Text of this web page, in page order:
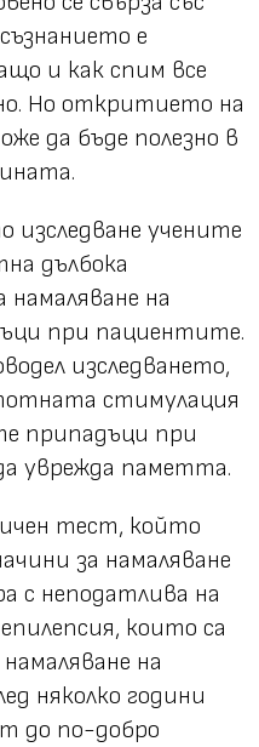
е
и как спим все
Но откритието на
да бъде полезно в
изследване учените
дълбока
намаляване на
при пациентите.
изследването,
стимулация
припадъци при
уврежда паметта.
тест, който
за намаляване
с неподатлива на
които са
на
няколко години
до по-добро